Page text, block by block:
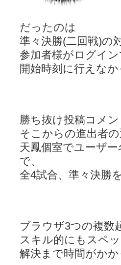
だったのは
準々決勝(二回戦)の
参加者様がログイ
開始時刻に行えな
勝ち抜け投稿コメ
そこからの進出者
天鳳個室でユーザ
で、
全4試合、準々決勝
ブラウザ3つの複数
スキル的にもスペ
解決まで時間がか